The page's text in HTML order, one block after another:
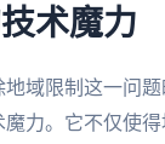
术魔力
域限制这一问
力。它不仅使